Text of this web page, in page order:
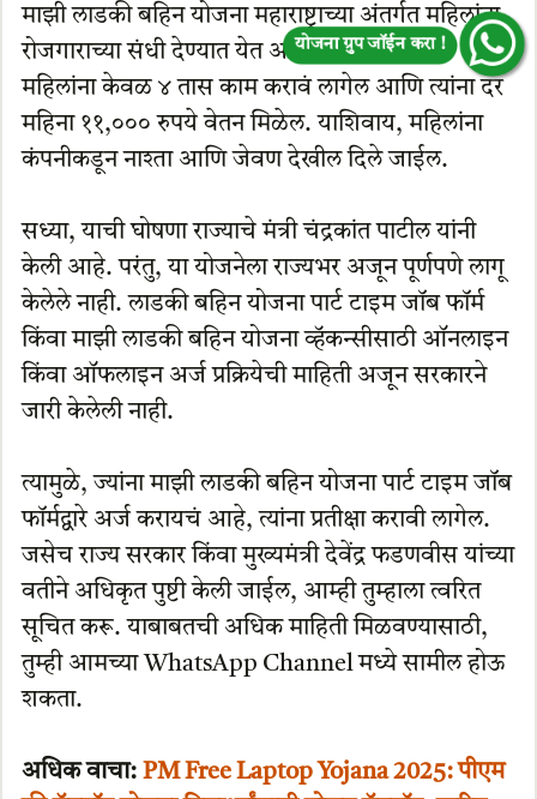
माझी लाडकी बहिन योजना महाराष्ट्राच्या अंतर्गत महिलांना
रोजगाराच्या संधी देण्यात येत आहेत. या योजनेंतर्गत
महिलांना केवळ ४ तास काम करावं लागेल आणि त्यांना दर
महिना ११,००० रुपये वेतन मिळेल. याशिवाय, महिलांना
कंपनीकडून नाश्ता आणि जेवण देखील दिले जाईल.
सध्या, याची घोषणा राज्याचे मंत्री चंद्रकांत पाटील यांनी
केली आहे. परंतु, या योजनेला राज्यभर अजून पूर्णपणे लागू
केलेले नाही. लाडकी बहिन योजना पार्ट टाइम जॉब फॉर्म
किंवा माझी लाडकी बहिन योजना व्हॅकन्सीसाठी ऑनलाइन
किंवा ऑफलाइन अर्ज प्रक्रियेची माहिती अजून सरकारने
जारी केलेली नाही.
त्यामुळे, ज्यांना माझी लाडकी बहिन योजना पार्ट टाइम जॉब
फॉर्मद्वारे अर्ज करायचं आहे, त्यांना प्रतीक्षा करावी लागेल.
जसेच राज्य सरकार किंवा मुख्यमंत्री देवेंद्र फडणवीस यांच्या
वतीने अधिकृत पुष्टी केली जाईल, आम्ही तुम्हाला त्वरित
सूचित करू. याबाबतची अधिक माहिती मिळवण्यासाठी,
तुम्ही आमच्या WhatsApp Channel मध्ये सामील होऊ
शकता.
अधिक वाचा: PM Free Laptop Yojana 2025: पीएम
योजना ग्रुप जॉईन करा !